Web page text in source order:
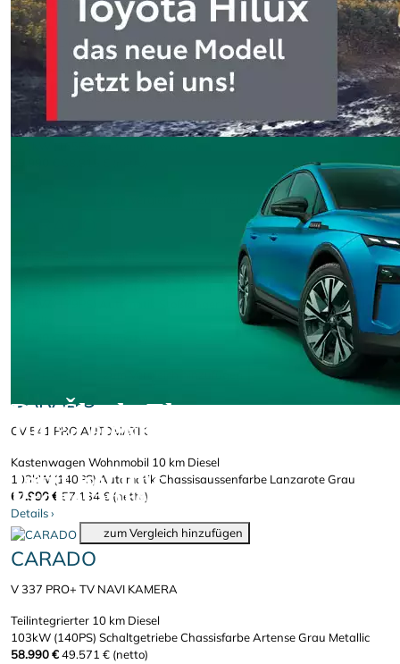
Der Škoda Elroq.
100% elektrisch.
Jetzt bei uns
Probefahren!
67.990 €
57.134 € (netto)
Details
zum Vergleich hinzufügen
CARADO
T 447 Edition AUTOMATIK OHNE Hubbett
Teilintegrierter10 kmDiesel
Diesel
Stoßfänger in Wagenfarbe, Artense Grey
CARADO
CV 541 PRO AUTOMATIK
Kastenwagen Wohnmobil 10 km Diesel
103kW (140PS) Automatik Chassisaussenfarbe Lanzarote Grau
67.990 € 57.134 € (netto)
Details›
zum Vergleich hinzufügen
CARADO
V 337 PRO+ TV NAVI KAMERA
Teilintegrierter 10 km Diesel
103kW (140PS) SchaltgetriebeChassisfarbe Artense Grau Metallic
58.990 €49.571 € (netto)